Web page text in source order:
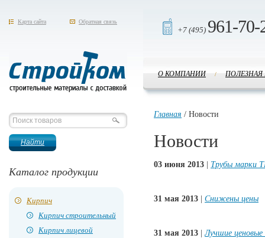
Карта сайта Обратная связь
+7 (495) 961-70-
О КОМПАНИИ /
Каталог продукции
Кирпич
Кирпич строительный
Кирпич лицевой
Главная / Новости
Новости
03 июня 2013 Трубы марки
31 мая 2013 Снижены цены
31 мая 2013 |Лучшие